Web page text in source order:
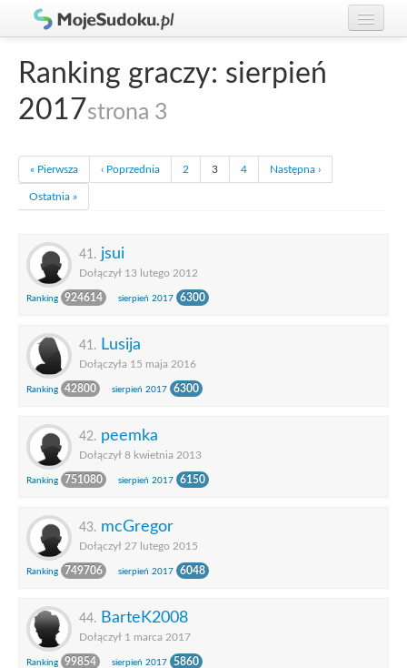
Gracze
Ranking graczy: sierpień
2017strona 3
« Pierwsza ‹ Poprzednia 2 3 4 Następna ›
Ostatnia »
41. jsui
Dołączył 13 lutego 2012
Ranking 924614 sierpień 2017 6300
41. Lusija
Dołączyła 15 maja 2016
Ranking 42800 sierpień 2017 6300
42. peemka
Dołączył 8 kwietnia 2013
Ranking 751080 sierpień 2017 6150
43. mcGregor
Dołączył 27 lutego 2015
Ranking 749706 sierpień 2017 6048
44. BarteK2008
Dołączył 1 marca 2017
Ranking 99854 sierpień 2017 5860